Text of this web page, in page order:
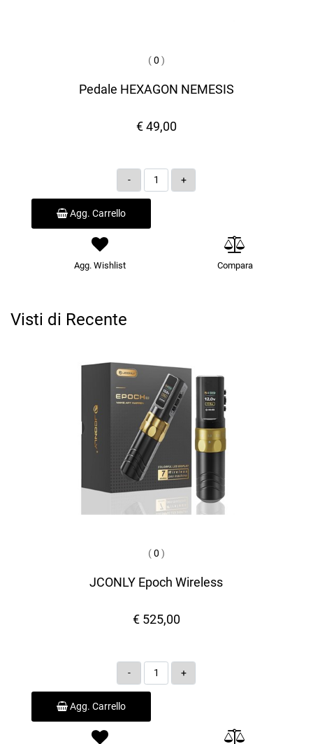
(0 )
Pedale HEXAGON NEMESIS
€ 49,00
Quantità
Agg. Carrello
Agg. Wishlist Compara
Visti di Recente
(0 )
JCONLY Epoch Wireless
€ 525,00
Quantità
Agg. Carrello